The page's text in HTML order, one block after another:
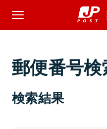
郵便番号検
検索結果